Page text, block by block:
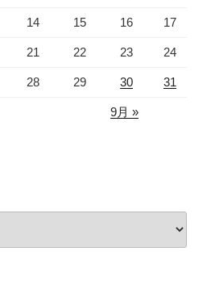
14 15 16 17
21 22 23 24
28 29 30 31
9月 »